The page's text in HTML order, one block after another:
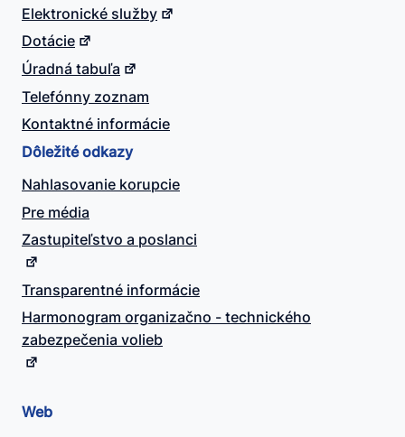
Elektronické služby
Dotácie
Úradná tabuľa
Telefónny zoznam
Kontaktné informácie
Dôležité odkazy
Nahlasovanie korupcie
Pre média
Zastupiteľstvo a poslanci
Transparentné informácie
Harmonogram organizačno - technického
zabezpečenia volieb
Web